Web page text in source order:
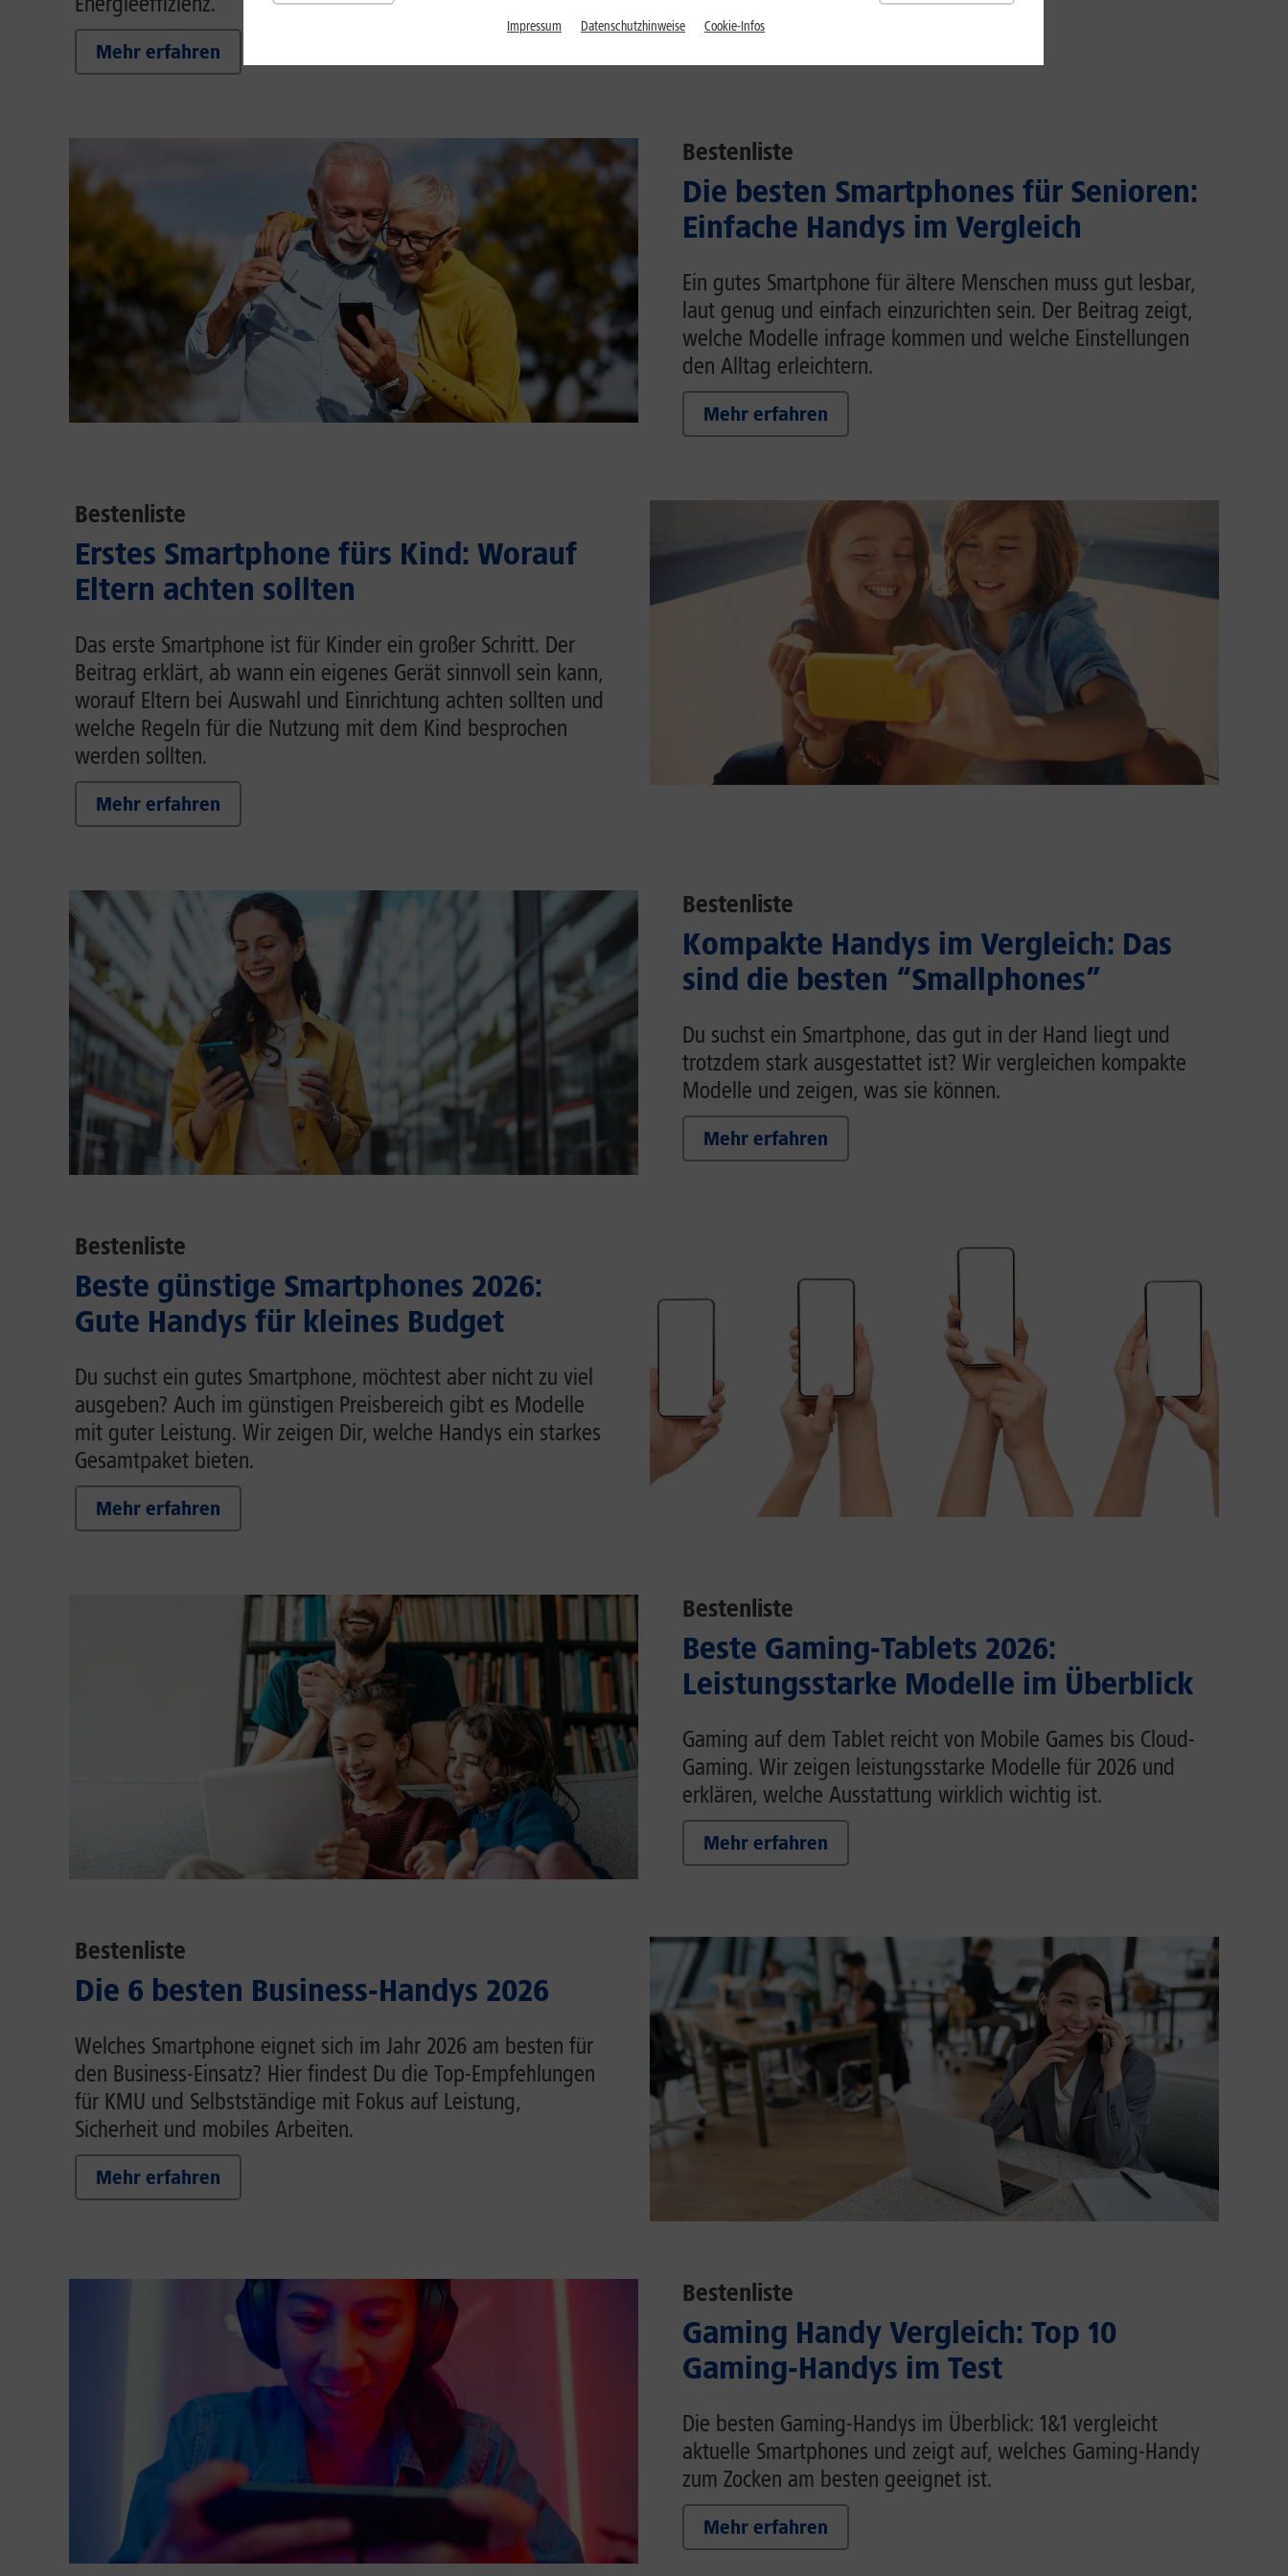
Mehr erfahren
Bestenliste
Die besten Smartphones für Senioren:
Einfache Handys im Vergleich
Ein gutes Smartphone für ältere Menschen muss gut lesbar,
laut genug und einfach einzurichten sein. Der Beitrag zeigt,
welche Modelle infrage kommen und welche Einstellungen
den Alltag erleichtern.
Mehr erfahren
Bestenliste
Erstes Smartphone fürs Kind: Worauf
Eltern achten sollten
Das erste Smartphone ist für Kinder ein großer Schritt. Der
Beitrag erklärt, ab wann ein eigenes Gerät sinnvoll sein kann,
worauf Eltern bei Auswahl und Einrichtung achten sollten und
welche Regeln für die Nutzung mit dem Kind besprochen
werden sollten.
Mehr erfahren
Bestenliste
Kompakte Handys im Vergleich: Das
sind die besten “Smallphones”
Du suchst ein Smartphone, das gut in der Hand liegt und
trotzdem stark ausgestattet ist? Wir vergleichen kompakte
Modelle und zeigen, was sie können.
Mehr erfahren
Bestenliste
Beste günstige Smartphones 2026:
Gute Handys für kleines Budget
Du suchst ein gutes Smartphone, möchtest aber nicht zu viel
ausgeben? Auch im günstigen Preisbereich gibt es Modelle
mit guter Leistung. Wir zeigen Dir, welche Handys ein starkes
Gesamtpaket bieten.
Mehr erfahren
Bestenliste
Beste Gaming-Tablets 2026:
Leistungsstarke Modelle im Überblick
Gaming auf dem Tablet reicht von Mobile Games bis Cloud-
Gaming. Wir zeigen leistungsstarke Modelle für 2026 und
erklären, welche Ausstattung wirklich wichtig ist.
Mehr erfahren
Bestenliste
Die 6 besten Business-Handys 2026
Welches Smartphone eignet sich im Jahr 2026 am besten für
den Business-Einsatz? Hier findest Du die Top-Empfehlungen
für KMU und Selbstständige mit Fokus auf Leistung,
Sicherheit und mobiles Arbeiten.
Mehr erfahren
Bestenliste
Gaming Handy Vergleich: Top 10
Gaming-Handys im Test
Die besten Gaming-Handys im Überblick: 1&1 vergleicht
aktuelle Smartphones und zeigt auf, welches Gaming-Handy
zum Zocken am besten geeignet ist.
Mehr erfahren
Impressum Datenschutzhinweise Cookie-Infos